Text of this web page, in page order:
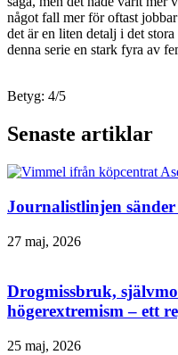
något fall mer för oftast
det är en liten detalj i det
denna serie en stark fyra av
Betyg: 4/5
Senaste artiklar
Journalistlinjen
27 maj, 2026
Drogmissbruk,
högerextremism – ett
25 maj, 2026